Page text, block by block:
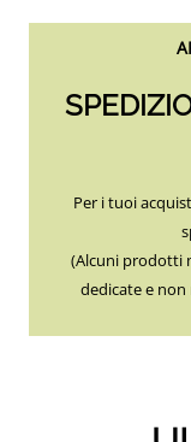
Per i tuoi
(Alcuni prodotti
dedicate e